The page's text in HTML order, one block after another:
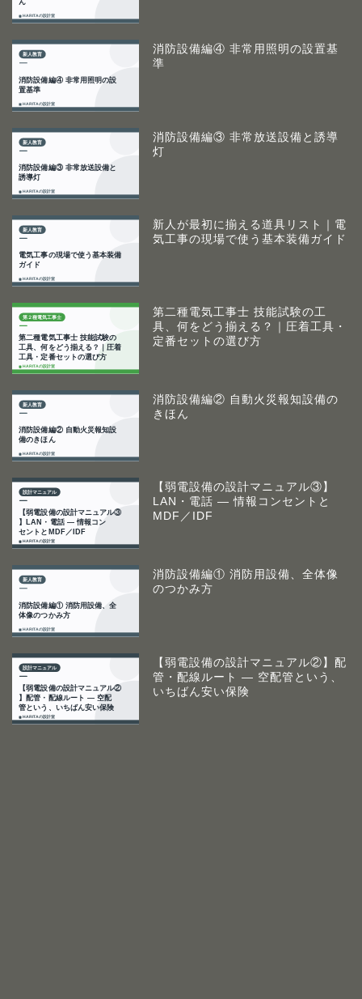
消防設備編④ 非常用照明の設置基
準
消防設備編③ 非常放送設備と誘導
灯
新人が最初に揃える道具リスト｜電
気工事の現場で使う基本装備ガイド
第二種電気工事士 技能試験の工
具、何をどう揃える？｜圧着工具・
定番セットの選び方
消防設備編② 自動火災報知設備の
きほん
【弱電設備の設計マニュアル③】
LAN・電話 ― 情報コンセントと
MDF／IDF
消防設備編① 消防用設備、全体像
のつかみ方
【弱電設備の設計マニュアル②】配
管・配線ルート ― 空配管という、
いちばん安い保険